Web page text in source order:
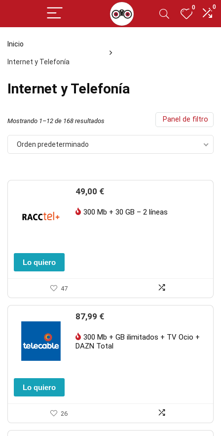
0 0
Inicio
Internet y Telefonía
Internet y Telefonía
Panel de filtro
Mostrando 1–12 de 168 resultados
Orden predeterminado
49,00 €
300 Mb + 30 GB – 2 líneas
47
Lo quiero
87,99 €
300 Mb + GB ilimitados + TV Ocio +
DAZN Total
26
Lo quiero